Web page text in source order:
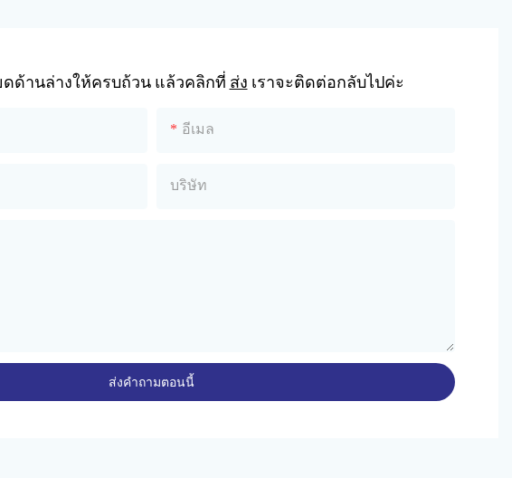
ด้านล่างให้ครบถ้วน แล้วคลิกที่ ส่ง เราจะติดต่อกลับไปค่ะ
อีเมล
บริษัท
ส่งคำถามตอนนี้